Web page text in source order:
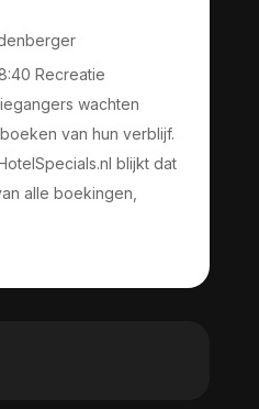
Recreatie
wachten
van hun verblijf.
blijkt dat
alle boekingen,